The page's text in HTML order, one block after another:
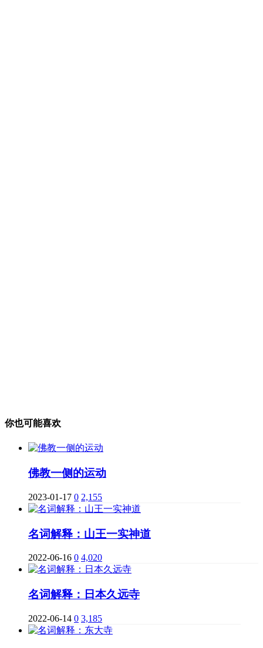
你也可能喜欢
佛教一侧的运动
2023-01-17 0 2,155
名词解释：山王一实神道
2022-06-16 0 4,020
名词解释：日本久远寺
2022-06-14 0 3,185